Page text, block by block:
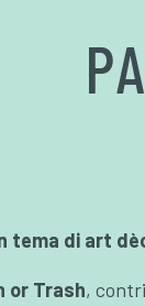
tema di art
or Trash,